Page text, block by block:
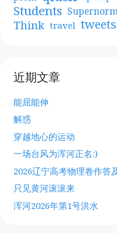
Students
Think travel tweets
近期文章
能屈能伸
解惑
穿越地心的运动
一场台风为浑河正名:)
2026辽宁高考物理卷作答
只见黄河滚滚来
浑河2026年第1号洪水